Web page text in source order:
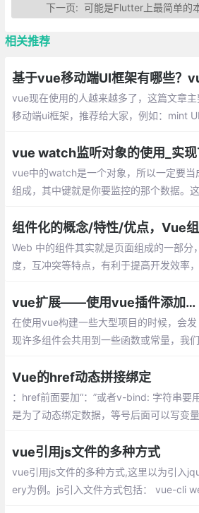
下一页: 可能是Flutter上最简单的
相关推荐
vue现在使用的人越来越多了，这篇文章
移动端ui框架，推荐给大家，例如：mint
vue中的watch是一个对象，所以一定要当
组成，其中键就是你要监控的那个数据。
组件化的概念/特性/优点，Vue
Web 中的组件其实就是页面组成的一部分
度，互冲突等特点，有利于提高开发效率
元素，封装可重用的代码。
vue扩展——使用vue插件添加全局方法属性
在使用vue构建一些大型项目的时候，会发
现许多组件会共用到一些函数或常量，我们
次就可以了，避免每个组件都重新写再一篇
的麻烦。
Vue的href动态拼接绑定
：href前面要加“：”或者v-bind: 字符串要
是为了动态绑定数据，等号后面可以写变
数据了
vue引用js文件的多种方式
vue引用js文件的多种方式,这里以为引入
ery为例。js引入文件方式包括： vue-cli